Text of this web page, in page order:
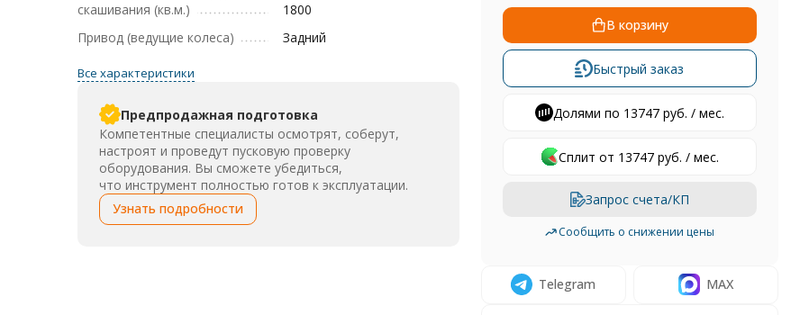
скашивания (кв.м.)
1800
Привод (ведущие колеса)
Задний
Все характеристики
Предпродажная подготовка
Компетентные специалисты осмотрят, соберут,
настроят и проведут пусковую проверку
оборудования. Вы сможете убедиться,
что инструмент полностью готов к эксплуатации.
Узнать подробности
В корзину
Быстрый заказ
Долями по 13747 руб. / мес.
Сплит от 13747 руб. / мес.
Запрос счета/КП
Сообщить о снижении цены
Telegram MAX